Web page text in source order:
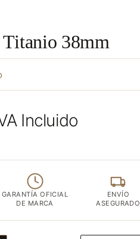
38mm
Incluido
GARANTÍA OFICIAL
DE MARCA
ENVÍO
ASEGURADO